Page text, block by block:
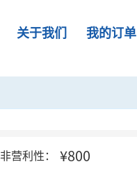
关于我们 我的订单
非营利性： ¥800